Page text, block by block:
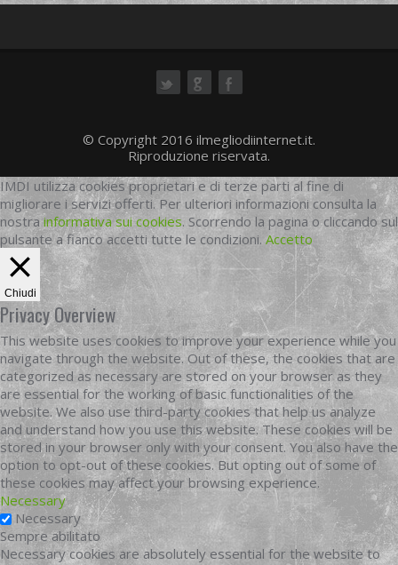
© Copyright 2016 ilmegliodiinternet.it.
Riproduzione riservata.
IMDI utilizza cookies proprietari e di terze parti al fine di
migliorare i servizi offerti. Per ulteriori informazioni consulta la
nostrainformativa sui cookies. Scorrendo la pagina o cliccando sul
pulsante a fianco accetti tutte le condizioni. Accetto
Chiudi
Privacy Overview
This website uses cookies to improve your experience while you
navigate through the website. Out of these, the cookies that are
categorized as necessary are stored on your browser as they
are essential for the working of basic functionalities of the
website. We also use third-party cookies that help us analyze
and understand how you use this website. These cookies will be
stored in your browser only with your consent. You also have the
option to opt-out of these cookies. But opting out of some of
these cookies may affect your browsing experience.
Necessary
Necessary
Sempre abilitato
Necessary cookies are absolutely essential for the website to